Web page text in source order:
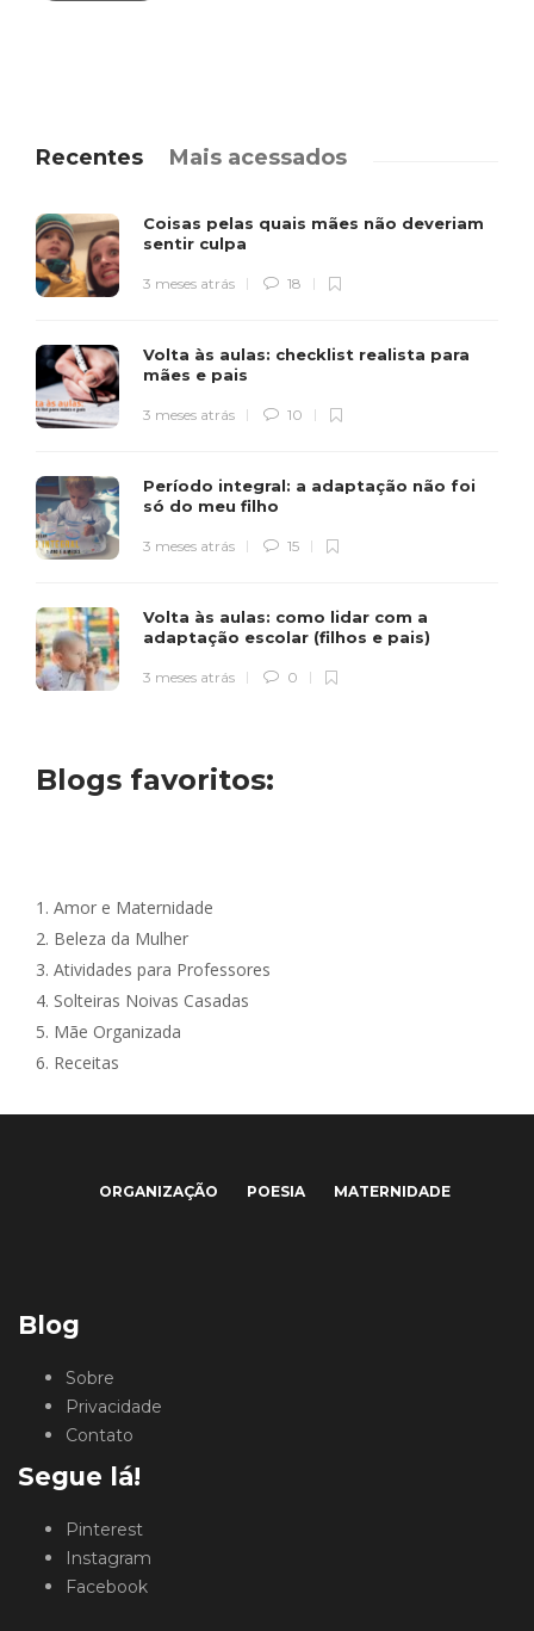
Recentes Mais acessados
Coisas pelas quais mães não deveriam
sentir culpa
3 meses atrás 18
Volta às aulas: checklist realista para
mães e pais
3 meses atrás 10
Período integral: a adaptação não foi
só do meu filho
3 meses atrás 15
Volta às aulas: como lidar com a
adaptação escolar (filhos e pais)
3 meses atrás 0
Blogs favoritos:
1. Amor e Maternidade
2. Beleza da Mulher
3. Atividades para Professores
4. Solteiras Noivas Casadas
5. Mãe Organizada
6. Receitas
ORGANIZAÇÃO POESIA MATERNIDADE
Blog
Sobre
Privacidade
Contato
Segue lá!
Pinterest
Instagram
Facebook